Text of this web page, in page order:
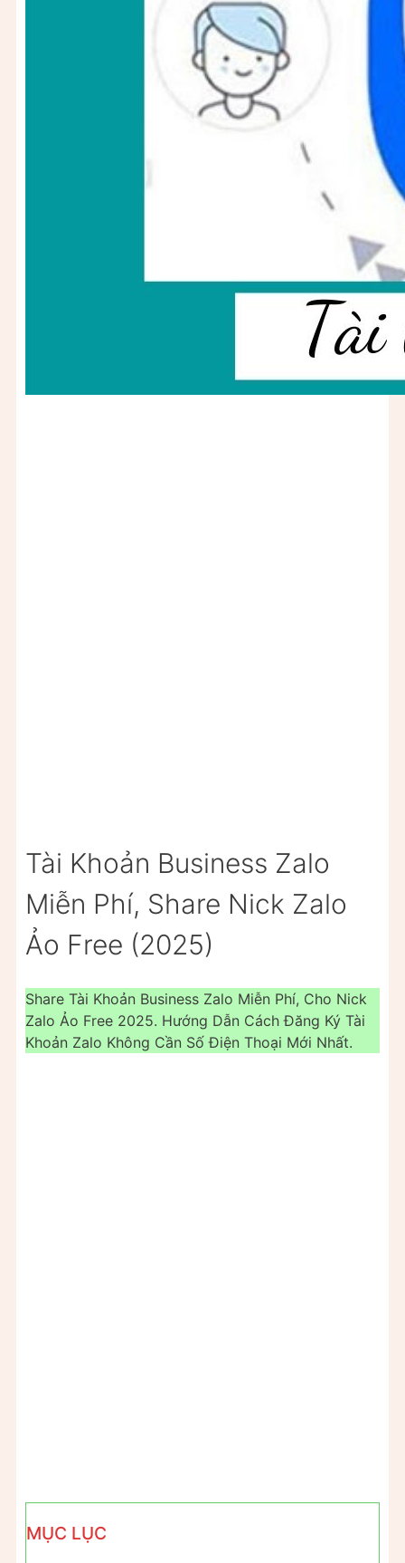
Tài Khoản Business Zalo
Miễn Phí, Share Nick Zalo
Ảo Free (2025)
Share Tài Khoản Business Zalo Miễn Phí, Cho Nick
Zalo Ảo Free 2025. Hướng Dẫn Cách Đăng Ký Tài
Khoản Zalo Không Cần Số Điện Thoại Mới Nhất.
MỤC LỤC